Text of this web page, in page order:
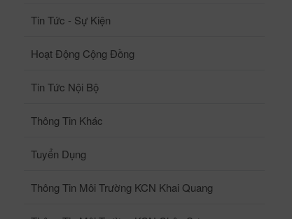
Tin Tức - Sự Kiện
Hoạt Động Cộng Đồng
Tin Tức Nội Bộ
Thông Tin Khác
Tuyển Dụng
Thông Tin Môi Trường KCN Khai Quang